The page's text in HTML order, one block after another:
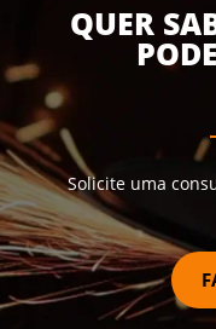
QUER
Solicite uma